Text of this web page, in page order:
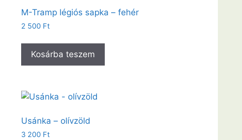
M-Tramp légiós sapka – fehér
2 500 Ft
Kosárba teszem
Usánka – olívzöld
3 200 Ft